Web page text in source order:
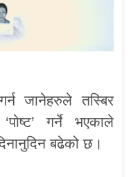
जानेहरुले तस्बिर
गर्ने भएकाले
बढेको छ।